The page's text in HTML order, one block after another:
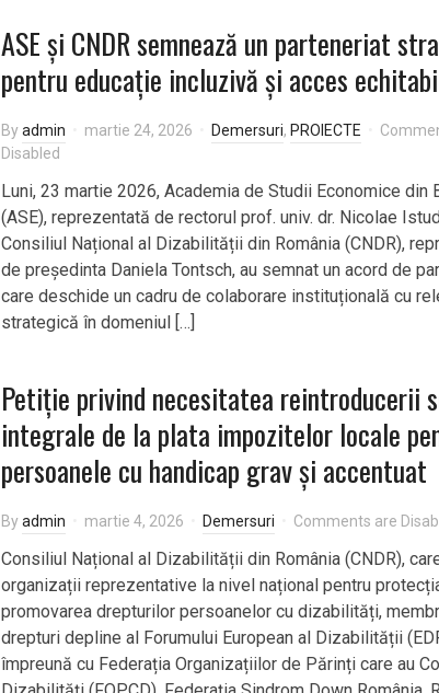
ASE și CNDR semnează un parteneriat
pentru educație incluzivă și acces
Byadmin martie 24, 2026 Demersuri, PROIECTE
Disabled
Luni, 23 martie 2026, Academia de Studii Economice din
(ASE), reprezentată de rectorul prof. univ. dr. Nicolae
Consiliul Național al Dizabilității din România (CNDR),
de președinta Daniela Tontsch, au semnat un acord de
care deschide un cadru de colaborare instituțională cu
strategică în domeniul […]
Petiție privind necesitatea reintroducerii
integrale de la plata impozitelor locale
persoanele cu handicap grav și accentuat
Byadmin martie 4, 2026 Demersuri Comments are
Consiliul Național al Dizabilității din România (CNDR),
organizații reprezentative la nivel național pentru
promovarea drepturilor persoanelor cu dizabilități,
drepturi depline al Forumului European al Dizabilității
împreună cu Federația Organizațiilor de Părinți care au